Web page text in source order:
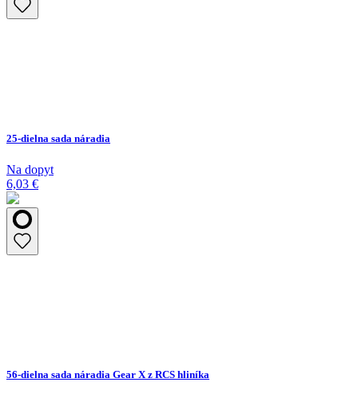
25-dielna sada náradia
Na dopyt
6,03 €
56-dielna sada náradia Gear X z RCS hliníka